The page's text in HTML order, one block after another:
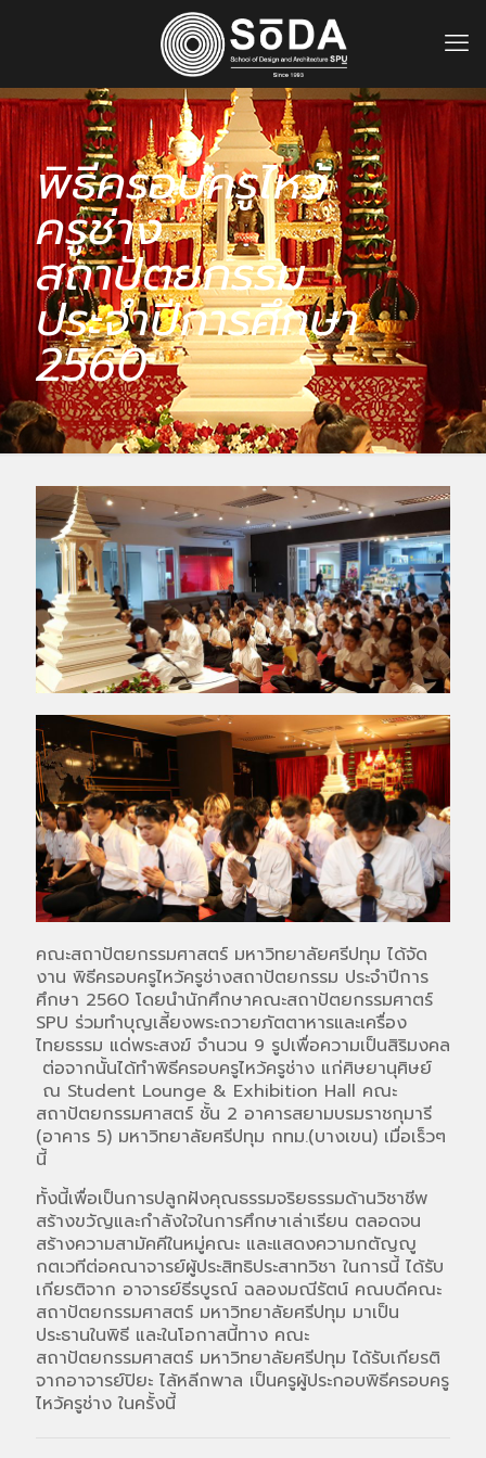
พิธีครอบครูไหว้
ครูช่าง
สถาปัตยกรรม
ประจำปีการศึกษา
2560
คณะสถาปัตยกรรมศาสตร์ มหาวิทยาลัยศรีปทุม ได้จัด
งาน พิธีครอบครูไหว้ครูช่างสถาปัตยกรรม ประจำปีการ
ศึกษา 2560 โดยนำนักศึกษาคณะสถาปัตยกรรมศาตร์
SPU ร่วมทำบุญเลี้ยงพระถวายภัตตาหารและเครื่อง
ไทยธรรม แด่พระสงฆ์ จำนวน 9 รูปเพื่อความเป็นสิริมงคล
ต่อจากนั้นได้ทำพิธีครอบครูไหว้ครูช่าง แก่ศิษยานุศิษย์
ณ Student Lounge & Exhibition Hall คณะ
สถาปัตยกรรมศาสตร์ ชั้น 2 อาคารสยามบรมราชกุมารี
(อาคาร 5) มหาวิทยาลัยศรีปทุม กทม.(บางเขน) เมื่อเร็วๆ
นี้
ทั้งนี้เพื่อเป็นการปลูกฝังคุณธรรมจริยธรรมด้านวิชาชีพ
สร้างขวัญและกำลังใจในการศึกษาเล่าเรียน ตลอดจน
สร้างความสามัคคีในหมู่คณะ และแสดงความกตัญญู
กตเวทีต่อคณาจารย์ผู้ประสิทธิประสาทวิชา ในการนี้ ได้รับ
เกียรติจาก อาจารย์ธีรบูรณ์ ฉลองมณีรัตน์ คณบดีคณะ
สถาปัตยกรรมศาสตร์ มหาวิทยาลัยศรีปทุม มาเป็น
ประธานในพิธี และในโอกาสนี้ทาง คณะ
สถาปัตยกรรมศาสตร์ มหาวิทยาลัยศรีปทุม ได้รับเกียรติ
จากอาจารย์ปิยะ ไล้หลีกพาล เป็นครูผู้ประกอบพิธีครอบครู
ไหว้ครูช่าง ในครั้งนี้